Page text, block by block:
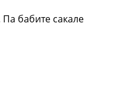
бабите сакале